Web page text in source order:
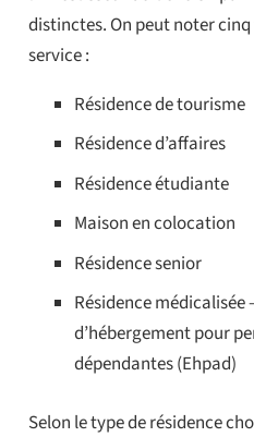
distinctes. On peut noter cinq
service :
Résidence de tourisme
Résidence d’affaires
Résidence étudiante
Maison en colocation
Résidence senior
Résidence médicalisée
d’hébergement pour
dépendantes (Ehpad)
Selon le type de résidence